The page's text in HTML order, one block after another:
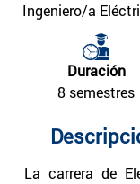
Ingeniero/a
Duración
8 semestres
La carrera de